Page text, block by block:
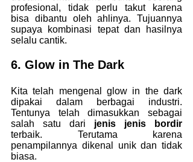
profesional, tidak perlu takut karena
bisa dibantu oleh ahlinya. Tujuannya
supaya kombinasi tepat dan hasilnya
selalu cantik.
6. Glow in The Dark
Kita telah mengenal glow in the dark
dipakai dalam berbagai industri.
Tentunya telah dimasukkan sebagai
salah satu dari
terbaik. Terutama karena
penampilannya dikenal unik dan tidak
biasa.